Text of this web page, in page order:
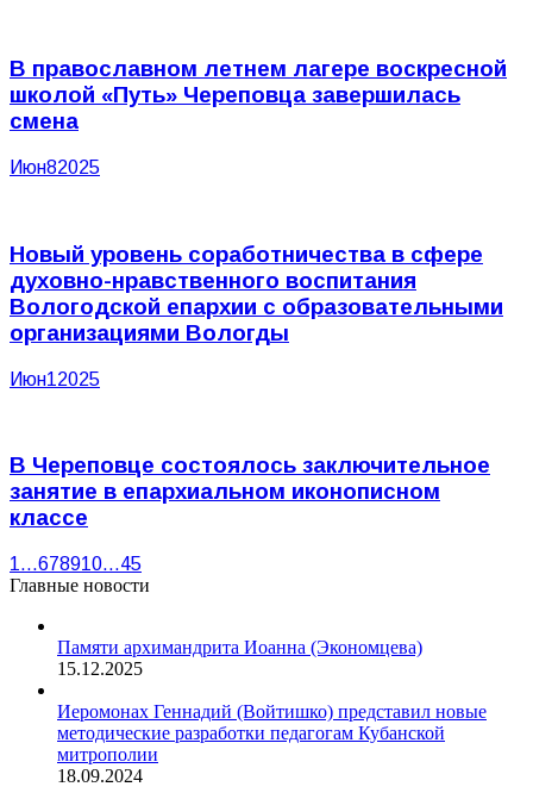
В православном летнем лагере воскресной
школой «Путь» Череповца завершилась
смена
Июн82025
Новый уровень соработничества в сфере
духовно-нравственного воспитания
Вологодской епархии с образовательными
организациями Вологды
Июн12025
В Череповце состоялось заключительное
занятие в епархиальном иконописном
классе
1…678910…45
Главные новости
Памяти архимандрита Иоанна (Экономцева)
15.12.2025
Иеромонах Геннадий (Войтишко) представил новые
методические разработки педагогам Кубанской
митрополии
18.09.2024